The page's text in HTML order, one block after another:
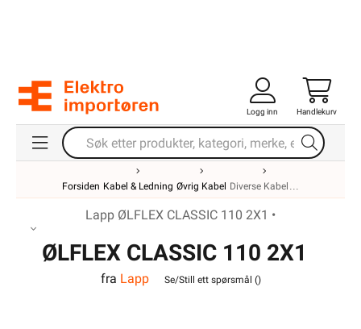
Logg inn Handlekurv
Forsiden Kabel & Ledning Øvrig Kabel Diverse Kabel
Lapp ØLFLEX CLASSIC 110 2X1 •
ØLFLEX CLASSIC 110 2X1
fra Lapp Se/Still ett spørsmål ()